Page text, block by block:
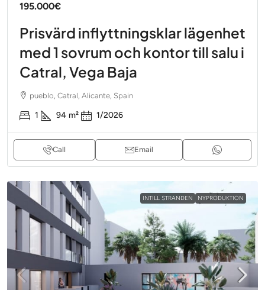
195.000€
Prisvärd inflyttningsklar lägenhet
med 1 sovrum och kontor till salu i
Catral, Vega Baja
pueblo, Catral, Alicante, Spain
1 94 m² 1/2026
Call Email
INTILL STRANDEN NYPRODUKTION